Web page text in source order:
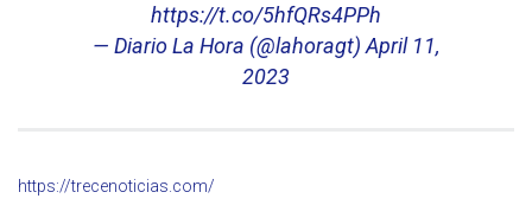
https://t.co/5hfQRs4PPh
— Diario La Hora (@lahoragt) April 11,
2023
https://trecenoticias.com/